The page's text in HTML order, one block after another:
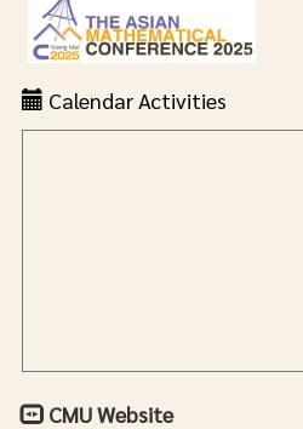
Calendar Activities
CMU Website